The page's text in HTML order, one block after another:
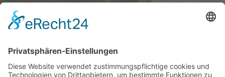
Aktuelle Seite:Startseite